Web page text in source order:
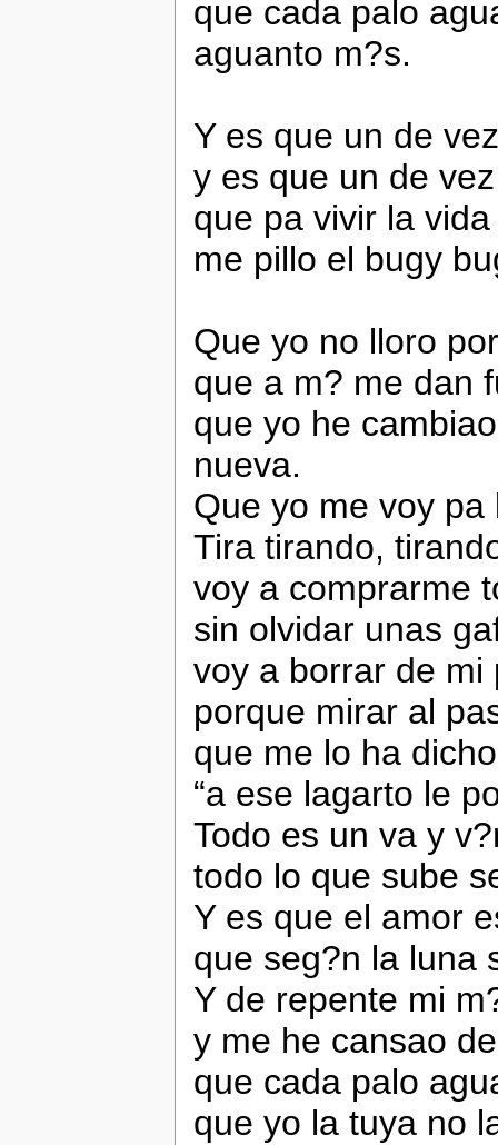
que cada palo
aguanto m?s.
Y es que un de
y es que un de
que pa vivir la
me pillo el bugy
Que yo no lloro
que a m? me dan
que yo he
nueva.
Que yo me voy
Tira tirando,
voy a comprarme
sin olvidar unas
voy a borrar de mi
porque mirar al
que me lo ha
“a ese lagarto le
Todo es un va y
todo lo que sube
Y es que el amor
que seg?n la luna
Y de repente mi
y me he cansao
que cada palo
que yo la tuya no